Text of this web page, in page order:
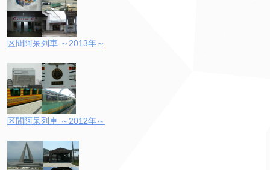
区間阿呆列車 ～2013年～
区間阿呆列車 ～2012年～